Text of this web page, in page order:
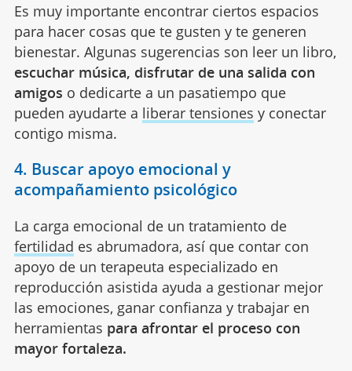
Es muy importante encontrar ciertos espacios
para hacer cosas que te gusten y te generen
bienestar. Algunas sugerencias son leer un libro,
escuchar música, disfrutar de una salida con
amigos o dedicarte a un pasatiempo que
pueden ayudarte a liberar tensiones y conectar
contigo misma.
4. Buscar apoyo emocional y
acompañamiento psicológico
La carga emocional de un tratamiento de
fertilidad es abrumadora, así que contar con
apoyo de un terapeuta especializado en
reproducción asistida ayuda a gestionar mejor
las emociones, ganar confianza y trabajar en
herramientas para afrontar el proceso con
mayor fortaleza.